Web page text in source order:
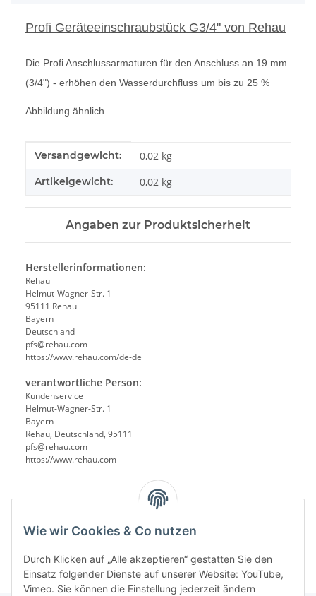
Wie wir Cookies & Co nutzen
Durch Klicken auf „Alle akzeptieren“ gestatten Sie den
Einsatz folgender Dienste auf unserer Website: YouTube,
Vimeo. Sie können die Einstellung jederzeit ändern
Profi Geräteeinschraubstück G3/4" von Rehau
Die Profi Anschlussarmaturen für den Anschluss an 19 mm
(3/4") - erhöhen den Wasserdurchfluss um bis zu 25 %
Abbildung ähnlich
Produkteigenschaft
Wert
Versandgewicht: 0,02 kg
Artikelgewicht: 0,02 kg
Angaben zur Produktsicherheit
Herstellerinformationen:
Rehau
Helmut-Wagner-Str. 1
95111 Rehau
Bayern
Deutschland
pfs@rehau.com
https://www.rehau.com/de-de
verantwortliche Person:
Kundenservice
Helmut-Wagner-Str. 1
Bayern
Rehau, Deutschland, 95111
pfs@rehau.com
https://www.rehau.com